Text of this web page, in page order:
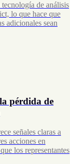
de análisis
lo que hace que
adicionales sean
pérdida de
señales claras a
acciones en
los representantes